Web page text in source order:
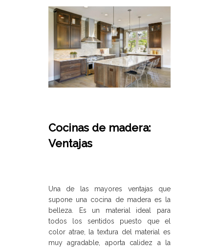
Cocinas de madera:
Ventajas
Una de las mayores ventajas que
supone una cocina de madera es la
belleza. Es un material ideal para
todos los sentidos puesto que el
color atrae, la textura del material es
muy agradable, aporta calidez a la